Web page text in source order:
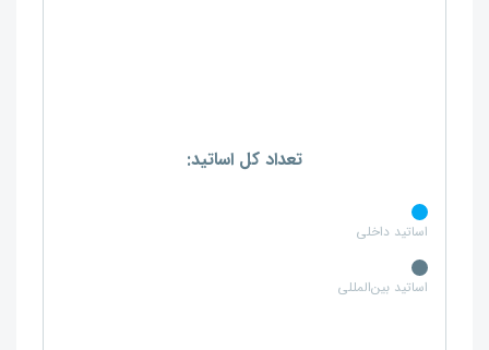
تعداد کل اساتید:
اساتید داخلی
اساتید بین‌المللی